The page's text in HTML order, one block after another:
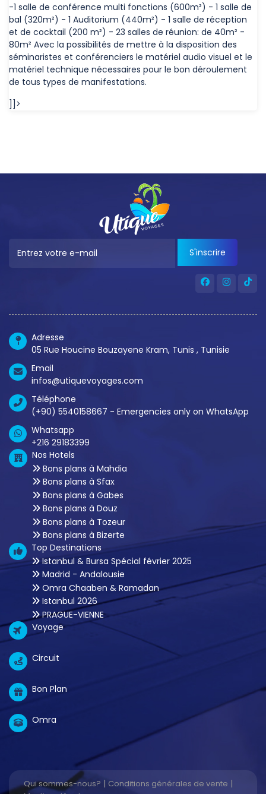
-1 salle de conférence multi fonctions (600m²) - 1 salle de
bal (320m²) - 1 Auditorium (440m²) - 1 salle de réception
et de cocktail (200 m²) - 23 salles de réunion: de 40m² -
80m² Avec la possibilités de mettre à la disposition des
séminaristes et conférenciers le matériel audio visuel et le
matériel technique nécessaires pour le bon déroulement
de tous types de manifestations.
]]>
S'inscrire
Adresse
05 Rue Houcine Bouzayene Kram, Tunis , Tunisie
Email
infos@utiquevoyages.com
Téléphone
(+90) 5540158667 - Emergencies only on WhatsApp
Whatsapp
+216 29183399
Nos Hotels
Bons plans à Mahdia
Bons plans à Sfax
Bons plans à Gabes
Bons plans à Douz
Bons plans à Tozeur
Bons plans à Bizerte
Top Destinations
Istanbul & Bursa Spécial février 2025
Madrid - Andalousie
Omra Chaaben & Ramadan
Istanbul 2026
PRAGUE-VIENNE
Voyage
Circuit
Bon Plan
Omra
Qui sommes-nous? | Conditions générales de vente |